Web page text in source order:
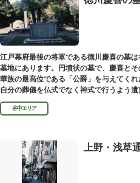
江戸幕府最後の将軍である徳川慶喜の墓
墓地にあります。円墳状の墓で、慶喜と
華族の最高位である「公爵」を与えてく
自分の葬儀を仏式でなく神式で行うよう
ような円墳が建てられました。
谷中エリア
上野・浅草